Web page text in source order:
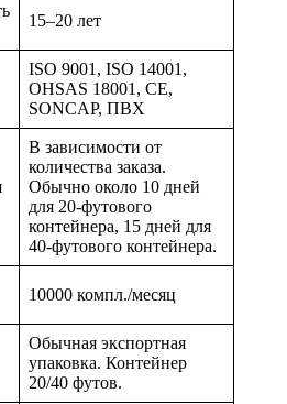
15–20 лет
ISO 9001, ISO 14001,
OHSAS 18001, CE,
SONCAP, ПВХ
В зависимости от
количества заказа.
Обычно около 10 дней
для 20-футового
контейнера, 15 дней для
40-футового контейнера.
10000 компл./месяц
Обычная экспортная
упаковка. Контейнер
20/40 футов.